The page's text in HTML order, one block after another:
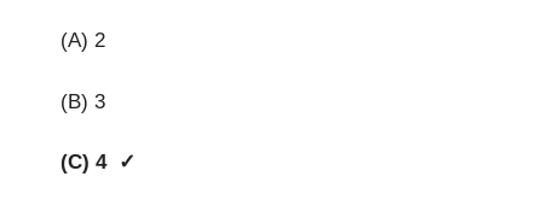
(A) 2
(B) 3
(C) 4 ✓